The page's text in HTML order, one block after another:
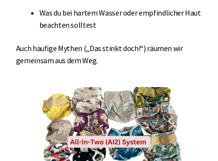
Was du bei hartem Wasser oder empfindlicher Haut
beachten solltest
Auch häufige Mythen („Das stinkt doch!“) räumen wir
gemeinsam aus dem Weg.